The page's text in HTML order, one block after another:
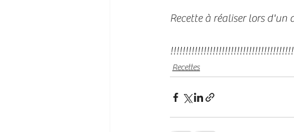
Recette à réaliser lors d'un
Recettes